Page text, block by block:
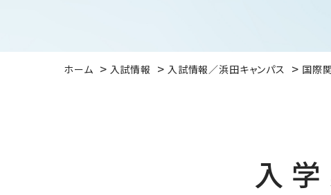
ホーム 入試情報 入試情報／浜田キャンパス 国際
入